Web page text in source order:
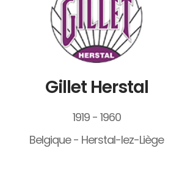
Gillet Herstal
1919 - 1960
Belgique - Herstal-lez-Liège